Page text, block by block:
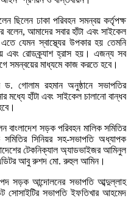
ছিলেন ঢাকা পরিবহন সমন্বয় কর্তৃপক্ষ
বলেন, আমাদের সবার হাঁটা এবং সাইকেল
যেমন স্বাস্থ্যের উপকার হয় তেমনি
এবং রোডক্র্যাশ হ্রাস হয়। এজন্য সব
সমন্বয়ের মাধ্যমে কাজ করতে হবে।
ড. গোলাম রহমান অনুষ্ঠানে সভাপতির
মধ্যে হাঁটা এবং সাইকেল চালানো বান্ধব
বাংলাদেশ সড়ক পরিবহন মালিক সমিতির
সিনিয়র সহ-সভাপতি অধ্যাপক
টেকনিক্যাল অ্যাডভাইজর আমিনুল
এডিটর আবু রুশদ মো. রুহুল আমিন।
সড়ক আন্দোলনের সভাপতি আব্দুল্লাহ
সোসাইটির সভাপতি ইফতিখার আহমেদ